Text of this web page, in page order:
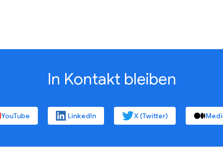
In Kontakt bleiben
YouTube LinkedIn X (Twitter)